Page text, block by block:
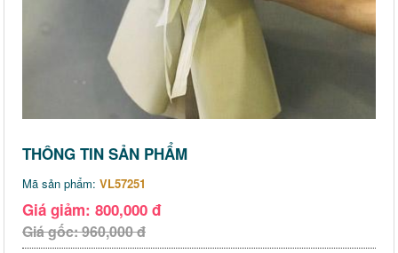
THÔNG TIN SẢN PHẨM
Mã sản phẩm: VL57251
Giá giảm: 800,000 đ
Giá gốc: 960,000 đ